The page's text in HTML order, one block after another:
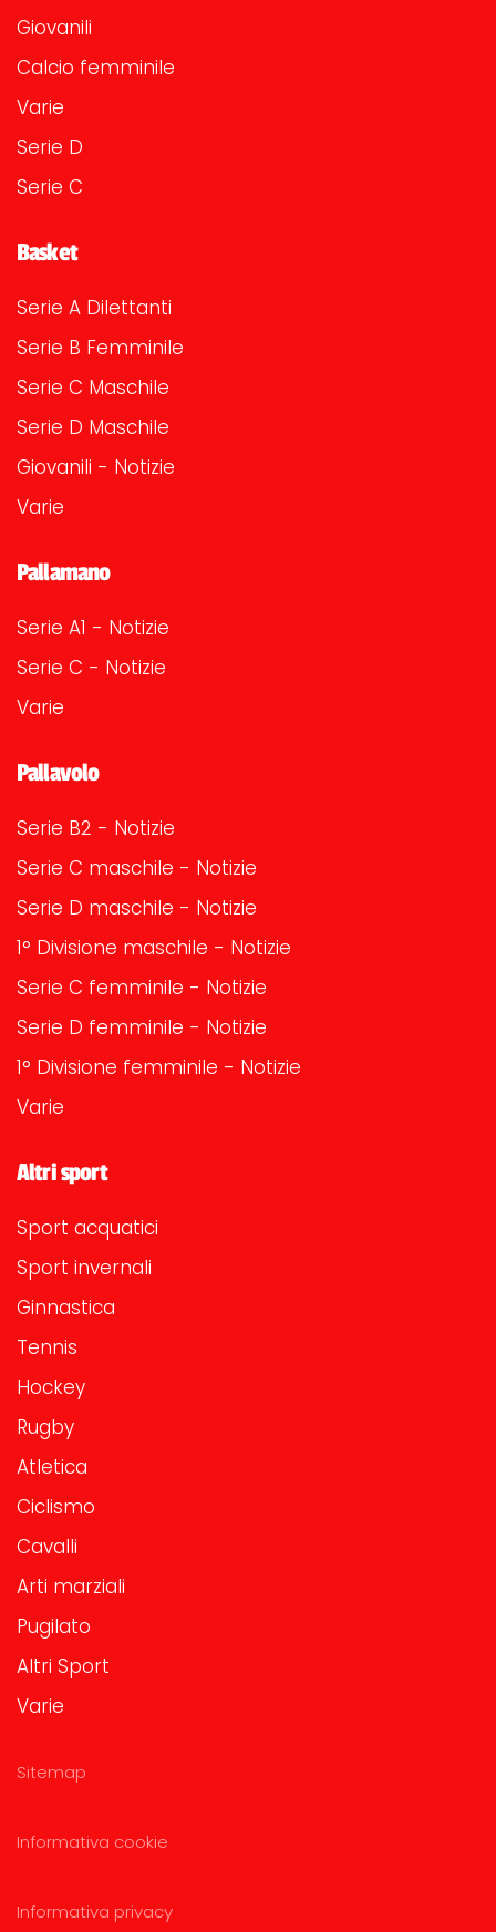
Giovanili
Calcio femminile
Varie
Serie D
Serie C
Basket
Serie A Dilettanti
Serie B Femminile
Serie C Maschile
Serie D Maschile
Giovanili - Notizie
Varie
Pallamano
Serie A1 - Notizie
Serie C - Notizie
Varie
Pallavolo
Serie B2 - Notizie
Serie C maschile - Notizie
Serie D maschile - Notizie
1° Divisione maschile - Notizie
Serie C femminile - Notizie
Serie D femminile - Notizie
1° Divisione femminile - Notizie
Varie
Altri sport
Sport acquatici
Sport invernali
Ginnastica
Tennis
Hockey
Rugby
Atletica
Ciclismo
Cavalli
Arti marziali
Pugilato
Altri Sport
Varie
Sitemap
Informativa cookie
Informativa privacy